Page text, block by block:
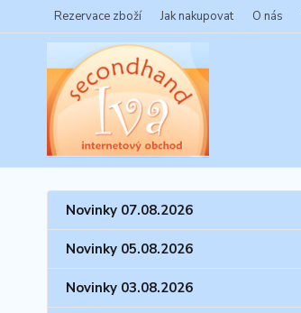
Rezervace zboží Jak nakupovat O nás
Novinky 07.08.2026
Novinky 05.08.2026
Novinky 03.08.2026